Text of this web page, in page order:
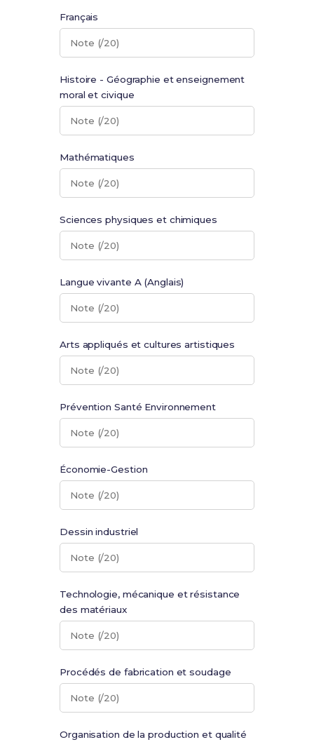
Français
Note (/20)
Histoire - Géographie et enseignement
moral et civique
Note (/20)
Mathématiques
Note (/20)
Sciences physiques et chimiques
Note (/20)
Langue vivante A (Anglais)
Note (/20)
Arts appliqués et cultures artistiques
Note (/20)
Prévention Santé Environnement
Note (/20)
Économie-Gestion
Note (/20)
Dessin industriel
Note (/20)
Technologie, mécanique et résistance
des matériaux
Note (/20)
Procédés de fabrication et soudage
Note (/20)
Organisation de la production et qualité